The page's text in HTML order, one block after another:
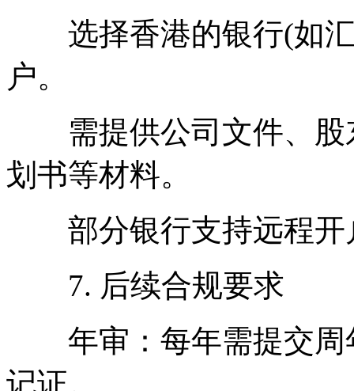
选择香港的银行(如汇
户。
需提供公司文件、股
划书等材料。
部分银行支持远程开
7. 后续合规要求
年审：每年需提交周
记证。